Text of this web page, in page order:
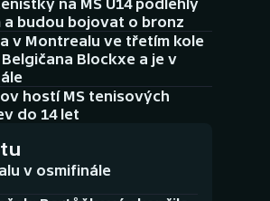
na MS U14 podlehly
a budou bojovat o bronz
v Montrealu ve třetím kole
Blockxe a je v
hostí MS tenisových
do 14 let
v osmifinále